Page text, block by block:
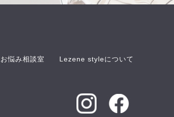
お悩み相談室 Lezene styleについて